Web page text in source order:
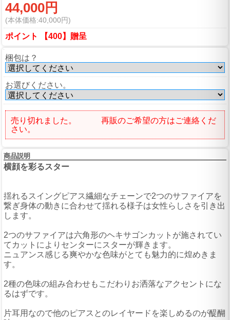
44,000円
(本体価格:40,000円)
ポイント 【400】贈呈
梱包は？
お選びください。
売り切れました。 再販のご希望の方はご連絡くだ
さい。
商品説明
横顔を彩るスター
揺れるスイングピアス繊細なチェーンで2つのサファイアを
繋ぎ身体の動きに合わせて揺れる様子は女性らしさを引き出
します。
2つのサファイアは六角形のヘキサゴンカットが施されてい
てカットによりセンターにスターが輝きます。
ニュアンス感じる爽やかな色味がとても魅力的に煌めきま
す。
2種の色味の組み合わせもこだわりお洒落なアクセントにな
るはずです。
片耳用なので他のピアスとのレイヤードを楽しめるのが醍醐